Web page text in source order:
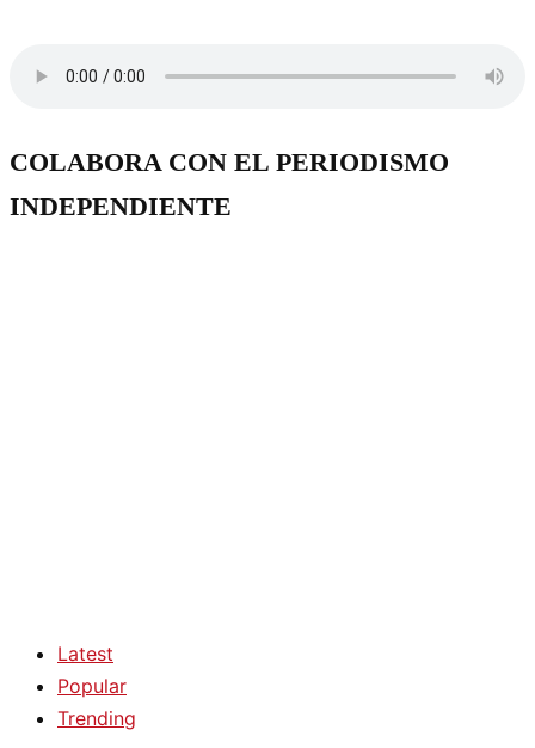
COLABORA CON EL PERIODISMO
INDEPENDIENTE
Latest
Popular
Trending